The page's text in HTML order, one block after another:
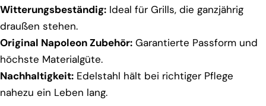
Witterungsbeständig: Ideal für Grills, die ganzjährig
draußen stehen.
Original Napoleon Zubehör: Garantierte Passform und
höchste Materialgüte.
Nachhaltigkeit: Edelstahl hält bei richtiger Pflege
nahezu ein Leben lang.